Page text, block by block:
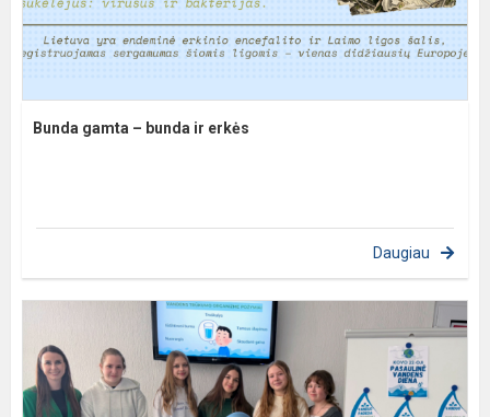
Bunda gamta – bunda ir erkės
Daugiau